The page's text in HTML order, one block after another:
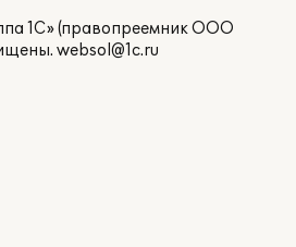
1С» (правопреемник ООО
websol@1c.ru